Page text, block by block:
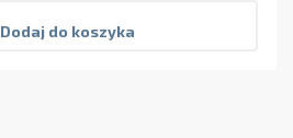
Dodaj do koszyka